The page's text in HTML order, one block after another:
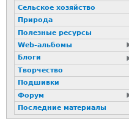
Сельское хозяйство
Природа
Полезные ресурсы
Web-альбомы
Блоги
Творчество
Подшивки
Форум
Последние материалы